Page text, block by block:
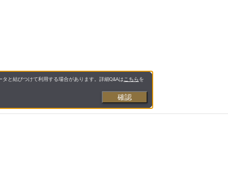
と結びつけて利用する場合があります。詳細Q&Aは こちらを
確認